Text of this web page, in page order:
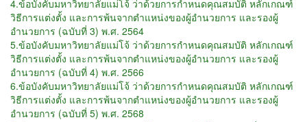
4.ข้อบังคับมหาวิทยาลัยแม่โจ้ ว่าด้วยการกำหนดคุณสมบัติ หลักเกณฑ์
วิธีการแต่งตั้ง และการพ้นจากตำแหน่งของผู้อำนวยการ และรองผู้
อำนวยการ (ฉบับที่ 3) พ.ศ. 2564
5.ข้อบังคับมหาวิทยาลัยแม่โจ้ ว่าด้วยการกำหนดคุณสมบัติ หลักเกณฑ์
วิธีการแต่งตั้ง และการพ้นจากตำแหน่งของผู้อำนวยการ และรองผู้
อำนวยการ (ฉบับที่ 4) พ.ศ. 2566
6.ข้อบังคับมหาวิทยาลัยแม่โจ้ ว่าด้วยการกำหนดคุณสมบัติ หลักเกณฑ์
วิธีการแต่งตั้ง และการพ้นจากตำแหน่งของผู้อำนวยการ และรองผู้
อำนวยการ (ฉบับที่ 5) พ.ศ. 2568